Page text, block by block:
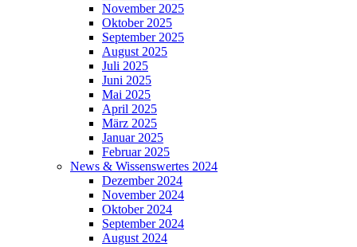
November 2025
Oktober 2025
September 2025
August 2025
Juli 2025
Juni 2025
Mai 2025
April 2025
März 2025
Januar 2025
Februar 2025
News & Wissenswertes 2024
Dezember 2024
November 2024
Oktober 2024
September 2024
August 2024